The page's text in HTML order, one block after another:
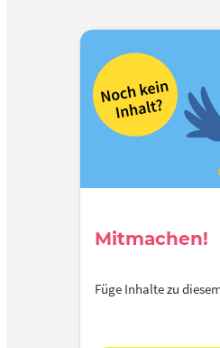
Mitmachen!
Füge Inhalte zu